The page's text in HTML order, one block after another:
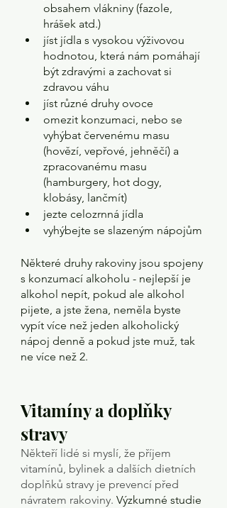
obsahem vlákniny (fazole,
hrášek atd.)
jíst jídla s vysokou výživovou
hodnotou, která nám pomáhají
být zdravými a zachovat si
zdravou váhu
jíst různé druhy ovoce
omezit konzumaci, nebo se
vyhýbat červenému masu
(hovězí, vepřové, jehněčí) a
zpracovanému masu
(hamburgery, hot dogy,
klobásy, lančmít)
jezte celozrnná jídla
vyhýbejte se slazeným nápojům
Některé druhy rakoviny jsou spojeny
s konzumací alkoholu - nejlepší je
alkohol nepít, pokud ale alkohol
pijete, a jste žena, neměla byste
vypít více než jeden alkoholický
nápoj denně a pokud jste muž, tak
ne více než 2.
Vitamíny a doplňky
stravy
Někteří lidé si myslí, že příjem
vitamínů, bylinek a dalších dietních
doplňků stravy je prevencí před
návratem rakoviny. Výzkumné studie